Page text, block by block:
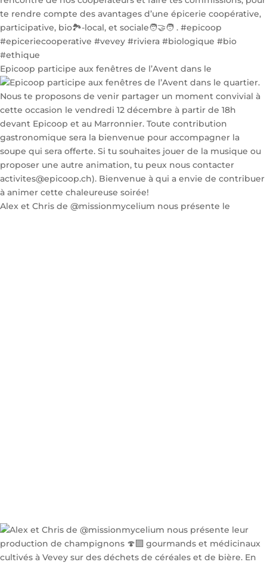
Epicoop participe aux fenêtres de l’Avent dans le
Alex et Chris de @missionmycelium nous présente le